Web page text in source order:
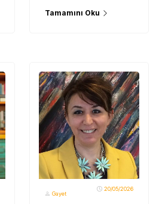
Tamamını Oku
Gayet
20/05/2026